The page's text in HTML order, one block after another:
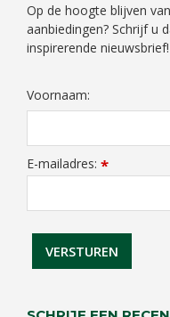
Op de hoogte blijven
aanbiedingen? Schrijf u
inspirerende nieuwsbrief!
Voornaam:
E-mailadres: *